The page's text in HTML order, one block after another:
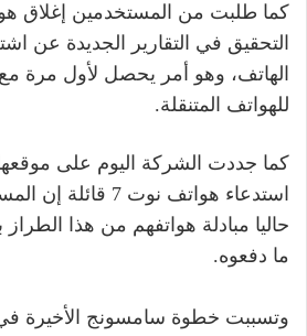
كما طلبت من المستخدمين إغلاق
التحقيق في التقارير الجديدة عن
الهاتف، وهو أمر يحصل لأول مرة
للهواتف المتنقلة.
كما جددت الشركة اليوم على
استدعاء هواتف نوت 7
حاليا مبادلة هواتفهم من هذا
ما دفعوه.
وتسببت خطوة سامسونج الأخيرة